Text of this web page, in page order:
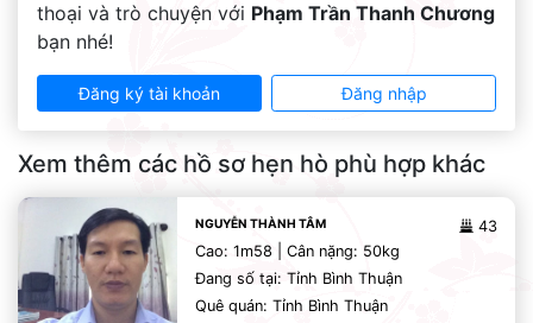
thoại và trò chuyện với Phạm Trần Thanh Chương
bạn nhé!
Đăng ký tài khoản Đăng nhập
Xem thêm các hồ sơ hẹn hò phù hợp khác
43
NGUYỄN THÀNH TÂM
Cao: 1m58 | Cân nặng: 50kg
Đang số tại: Tỉnh Bình Thuận
Quê quán: Tỉnh Bình Thuận